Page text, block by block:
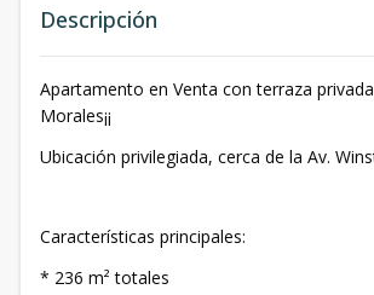
Descripción
Apartamento en Venta con terraza
Morales¡¡
Ubicación privilegiada, cerca de la Av.
Características principales:
* 236 m² totales